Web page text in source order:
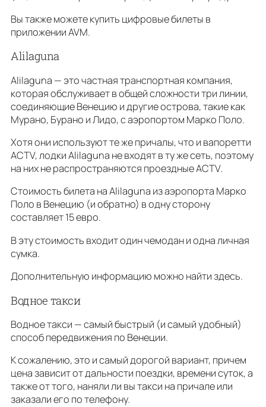
Вы также можете купить цифровые билеты в
приложении AVM.
Alilaguna
Alilaguna — это частная транспортная компания,
которая обслуживает в общей сложности три линии,
соединяющие Венецию и другие острова, такие как
Мурано, Бурано и Лидо, с аэропортом Марко Поло.
Хотя они используют те же причалы, что и вапоретти
ACTV, лодки Alilaguna не входят в ту же сеть, поэтому
на них не распространяются проездные ACTV.
Стоимость билета на Alilaguna из аэропорта Марко
Поло в Венецию (и обратно) в одну сторону
составляет 15 евро.
В эту стоимость входит один чемодан и одна личная
сумка.
Дополнительную информацию можно найти здесь.
Водное такси
Водное такси — самый быстрый (и самый удобный)
способ передвижения по Венеции.
К сожалению, это и самый дорогой вариант, причем
цена зависит от дальности поездки, времени суток, а
также от того, наняли ли вы такси на причале или
заказали его по телефону.